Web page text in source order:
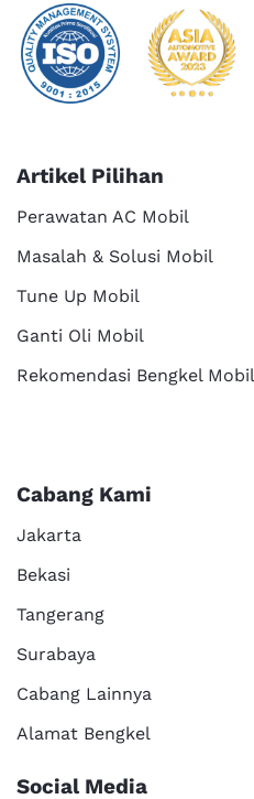
Artikel Pilihan
Perawatan AC Mobil
Masalah & Solusi Mobil
Tune Up Mobil
Ganti Oli Mobil
Rekomendasi Bengkel Mobil
Cabang Kami
Jakarta
Bekasi
Tangerang
Surabaya
Cabang Lainnya
Alamat Bengkel
Social Media